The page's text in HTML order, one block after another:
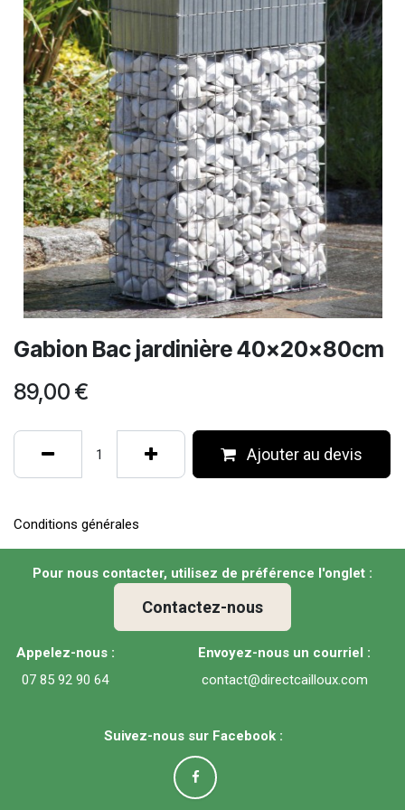
Gabion Bac jardinière 40x20x80cm
89,00 €
Ajouter au devis
Conditions générales
Pour nous contacter, utilisez de préférence l'onglet :
Contactez-nous
Appelez-nous :
07 85 92 90 64
Envoyez-nous un courriel :
contact@directcailloux.com
Suivez-nous sur Facebook :